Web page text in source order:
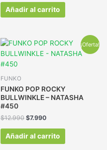
Añadir al carrito
¡Oferta!
FUNKO
FUNKO POP ROCKY
BULLWINKLE – NATASHA
#450
$12.990 $7.990
Añadir al carrito